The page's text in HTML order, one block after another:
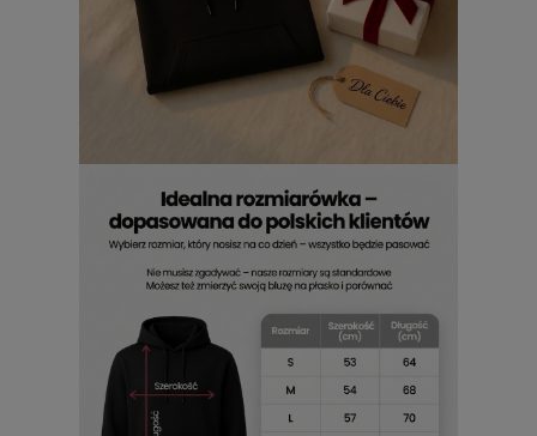
Praktyczny element w różnych sytuacjach
Solidne odczucie i trwałość wykonania
jako prezent dla mechanika i
majsterkowicza
Jeśli potrzebny jest prezent dla mechanika lub
majsterkowicza, ten model jest bardzo trafionym wyborem.
Motyw Makita od razu podpowiada, dla kogo jest ta bluza,
a praktyczny charakter sprawia, że to upominek nie tylko
efektowny, ale też użyteczny. Dla fana Makity będzie to po
prostu dobrze dopasowany prezent, który łączy wygodę z
charakterem i sprawdzi się u majsterkowicza, mechanika i